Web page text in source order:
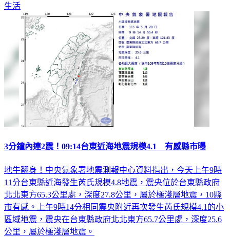
生活
3分鐘內連2震！09:14台東近海地震規模4.1 有感縣市曝
地牛翻身！中央氣象署地震測報中心資料指出，今天上午9時
11分台東縣近海發生芮氏規模4.8地震，震央位於台東縣政府
北北東方65.3公里處，深度27.8公里，屬於極淺層地震，10縣
市有感。上午9時14分相同震央附近再次發生芮氏規模4.1的小
區域地震，震央在台東縣政府北北東方65.7公里處，深度25.6
公里，屬於極淺層地震。